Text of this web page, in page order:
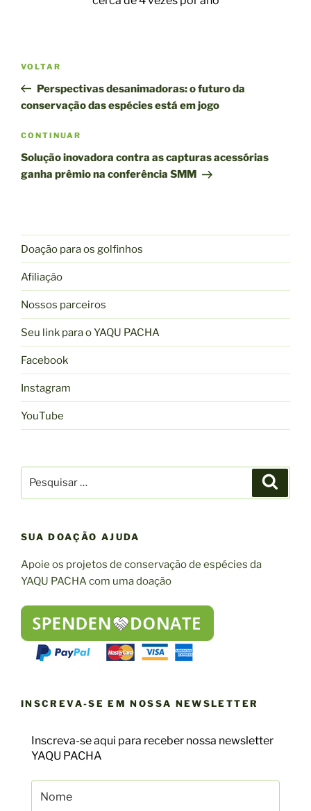
publicação
Postagem
anterior
VOLTAR
Perspectivas desanimadoras: o futuro da
conservação das espécies está em jogo
Próxima
publicação
CONTINUAR
Solução inovadora contra as capturas acessórias
ganha prêmio na conferência SMM
Doação para os golfinhos
Afiliação
Nossos parceiros
Seu link para o YAQU PACHA
Facebook
Instagram
YouTube
por:
SUA DOAÇÃO AJUDA
Apoie os projetos de conservação de espécies da
YAQU PACHA com uma doação
INSCREVA-SE EM NOSSA NEWSLETTER
Inscreva-se aqui para receber nossa newsletter
YAQU PACHA